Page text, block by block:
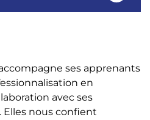
ses apprenants
en
avec ses
Elles nous confient